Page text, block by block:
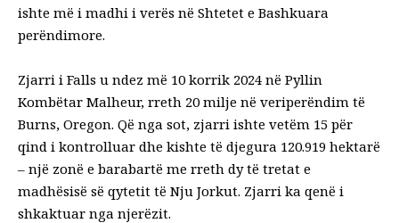
ishte më i madhi i verës në Shtetet e Bashkuara
perëndimore.
Zjarri i Falls u ndez më 10 korrik 2024 në Pyllin
Kombëtar Malheur, rreth 20 milje në veriperëndim të
Burns, Oregon. Që nga sot, zjarri ishte vetëm 15 për
qind i kontrolluar dhe kishte të djegura 120.919 hektarë
– një zonë e barabartë me rreth dy të tretat e
madhësisë së qytetit të Nju Jorkut. Zjarri ka qenë i
shkaktuar nga njerëzit.